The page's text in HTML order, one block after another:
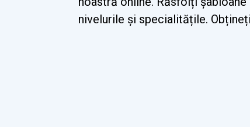
nivelurile și specialitățile.